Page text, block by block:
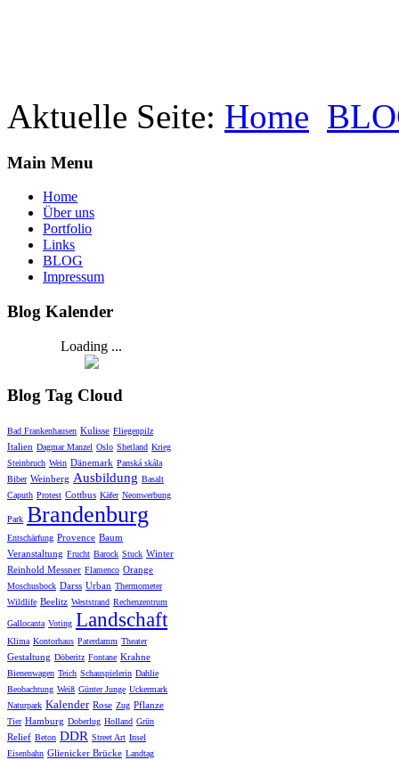
Aktuelle Seite: Home
Main Menu
Home
Über uns
Portfolio
Links
BLOG
Impressum
Blog Kalender
Loading ...
Blog Tag Cloud
Bad Frankenhausen Kulisse Fliegenpilz
Italien Dagmar Manzel Oslo Shetland Krieg
Steinbruch Wein Dänemark Panská skála
Biber Weinberg Ausbildung Basalt
Caputh Protest Cottbus Käfer Neonwerbung
Park Brandenburg
Entschärfung Provence Baum
Veranstaltung Frucht Barock Stuck Winter
Reinhold Messner Flamenco Orange
Moschusbock Darss Urban Thermometer
Wildlife Beelitz Weststrand Rechenzentrum
Gallocanta Voting Landschaft
Klima Kontorhaus Paterdamm Theater
Gestaltung Döberitz Fontane Krahne
Bienenwagen Teich Schauspielerin Dahlie
Beobachtung Weiß Günter Junge Uckermark
Naturpark Kalender Rose Zug Pflanze
Tier Hamburg Doberlug Holland Grün
Relief Beton DDR Street Art Insel
Eisenbahn Glienicker Brücke Landtag